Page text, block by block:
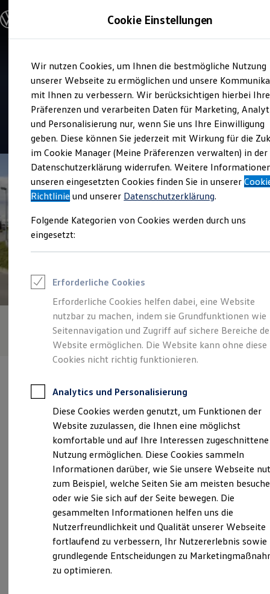
Hauptinhalt
springen
Footer
springen
Modelle & Konfigurator
Nutzfahrzeugkategorien entdecken
Modelle konfigurieren
Vorgängermodelle und Oldtimer
Vorgängermodelle
Oldtimer
Bulli Historie
Branchenlösungen & Gewerbekunden
Umbaulösungen und Hersteller finden
Auf- und Umbauten entdecken & konfigurieren
Groß- und Sonderkunden
Großkunden
Kommunen & Behörden
Journalisten
Sportvereine
Branchenlösungen
Gewerbliche Personenbeförderung
Service & mobile Werkstätten
Kühlfahrzeuge
ONE Business ID Vorteile
Fahrzeugsuche & Marktplatz
Fahrzeugsuche
Fahrzeuge online kaufen
Digitaler Marktplatz
Kauf & Finanzierung
Online-Fahrzeugbewertung
Aktionen & Angebote
Für Gewerbekunden
Profi Paket
TopDeal
Gebrauchtwagen
ProfiPartner für Gebrauchtwagen
Zertifizierte Gebrauchtwagen
Finanzierung
Für Privatkunden
Für Gewerbekunden
Leasing
Für Privatkunden
Für Gewerbekunden
Versicherungen & Garantien
Garantien
Kfz-Versicherung für Nutzfahrzeuge
Restschuldversicherung
Wartungsverträge
Besitzer & Service
Verkauf und Service
Autohaus Schmidt und Söhne
Aschersleben
4.8|104 Bewertungen
Verantwortlich für die Inhalte auf dieser Seite ist die Autohaus
Schmidt - Söhne Aschersleben GmbH - Co. KG
Impressum & Rechtliches)
Siemensstraße 1, 06449 Aschersleben
Montag-Freitag 07:00-17:00 Uhr
Cookie Einstellungen
Wir nutzen Cookies, um Ihnen die bestmögliche Nutzung
unserer Webseite zu ermöglichen und unsere
mit Ihnen zu verbessern. Wir berücksichtigen hierbei Ihre
Präferenzen und verarbeiten Daten für Marketing,
und Personalisierung nur, wenn Sie uns Ihre Einwilligung
geben. Diese können Sie jederzeit mit Wirkung für die
im Cookie Manager (Meine Präferenzen verwalten) in der
Datenschutzerklärung widerrufen. Weitere
unseren eingesetzten Cookies finden Sie in unserer
Richtlinie und unserer Datenschutzerklärung.
Folgende Kategorien von Cookies werden durch uns
eingesetzt:
Erforderliche Cookies
Erforderliche Cookies helfen dabei, eine Website
nutzbar zu machen, indem sie Grundfunktionen wie
Seitennavigation und Zugriff auf sichere Bereiche
Website ermöglichen. Die Website kann ohne diese
Cookies nicht richtig funktionieren.
Analytics und Personalisierung
Diese Cookies werden genutzt, um Funktionen der
Website zuzulassen, die Ihnen eine möglichst
komfortable und auf Ihre Interessen zugeschnittene
Nutzung ermöglichen. Diese Cookies sammeln
Informationen darüber, wie Sie unsere Webseite
zum Beispiel, welche Seiten Sie am meisten
oder wie Sie sich auf der Seite bewegen. Die
gesammelten Informationen helfen uns die
Nutzerfreundlichkeit und Qualität unserer Webseite
fortlaufend zu verbessern, Ihr Nutzererlebnis sowie
grundlegende Entscheidungen zu
zu optimieren.